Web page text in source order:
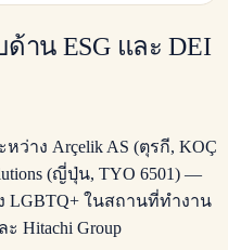
าน ESG และ DEI
ว่าง Arçelik AS (ตุรกี, KOÇ
(ญี่ปุ่น, TYO 6501) —
ในสถานที่ทำงาน
Hitachi Group